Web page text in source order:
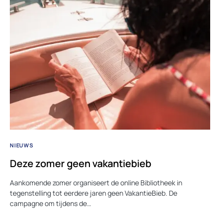
NIEUWS
Deze zomer geen vakantiebieb
Aankomende zomer organiseert de online Bibliotheek in
tegenstelling tot eerdere jaren geen VakantieBieb. De
campagne om tijdens de…